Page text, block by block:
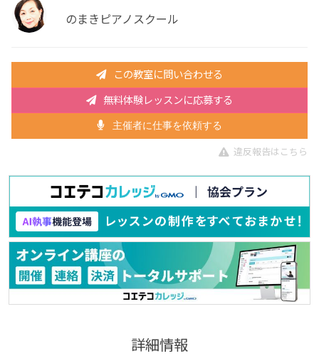
のまきピアノスクール
この教室に問い合わせる
無料体験レッスンに応募する
主催者に仕事を依頼する
違反報告はこちら
詳細情報